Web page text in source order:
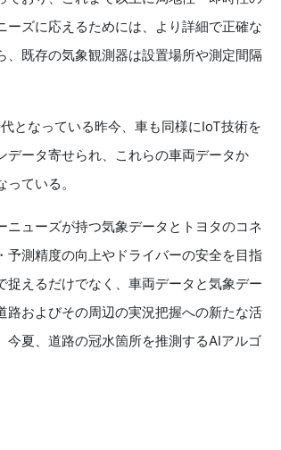
ズに応えるためには、より詳細で正確な
既存の気象観測器は設置場所や測定間隔
となっている昨今、車も同様にIoT技術を
ータ寄せられ、これらの車両データか
ている。
ューズが持つ気象データとトヨタのコネ
測精度の向上やドライバーの安全を目指
えるだけでなく、車両データと気象デー
およびその周辺の実況把握への新たな活
夏、道路の冠水箇所を推測するAIアルゴ